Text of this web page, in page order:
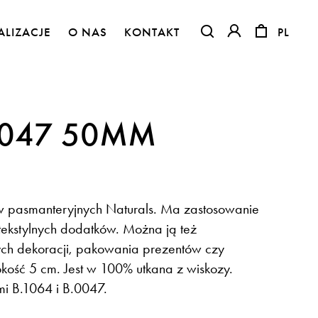
O NAS
KONTAKT
PL
PL
Flora – szenil inspirowany naturą
50MM
pasmanteryjnych Naturals. Ma zastosowanie
dodatków. Można ją też
dekoracji, pakowania prezentów czy
5 cm. Jest w 100% utkana z wiskozy.
B.1064 i B.0047.